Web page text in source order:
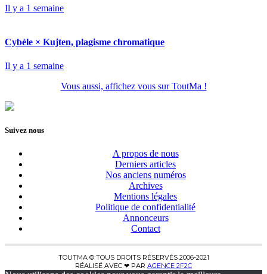
Il y a 1 semaine
Cybèle × Kujten, plagisme chromatique
Il y a 1 semaine
Vous aussi, affichez vous sur ToutMa !
Suivez nous
A propos de nous
Derniers articles
Nos anciens numéros
Archives
Mentions légales
Politique de confidentialité
Annonceurs
Contact
TOUTMA © TOUS DROITS RÉSERVÉS 2006-2021
RÉALISÉ AVEC ❤ PAR AGENCE 2F2C